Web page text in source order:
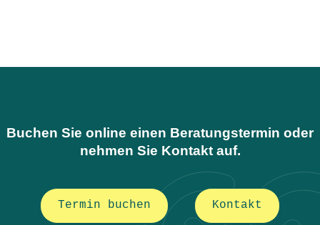
Buchen Sie online einen Beratungstermin oder
nehmen Sie Kontakt auf.
Termin buchen Kontakt